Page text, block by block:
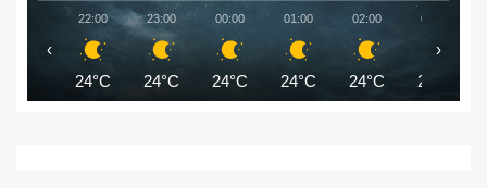
22:00
24°C
23:00
24°C
00:00
24°C
01:00
24°C
02:00
24°C
03:00
24°C
‹ ›